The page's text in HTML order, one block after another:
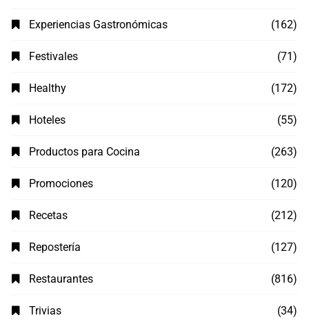
Experiencias Gastronómicas (162)
Festivales (71)
Healthy (172)
Hoteles (55)
Productos para Cocina (263)
Promociones (120)
Recetas (212)
Repostería (127)
Restaurantes (816)
Trivias (34)